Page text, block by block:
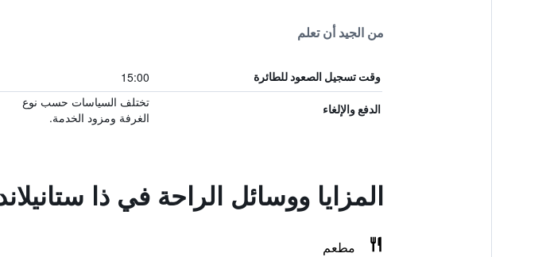
من الجيد أن تعلم
وقت تسجيل الصعود للطائرة 15:00
الدفع والإلغاء
تختلف السياسات حسب نوع
الغرفة ومزود الخدمة.
المزايا ووسائل الراحة في ذا
مطعم